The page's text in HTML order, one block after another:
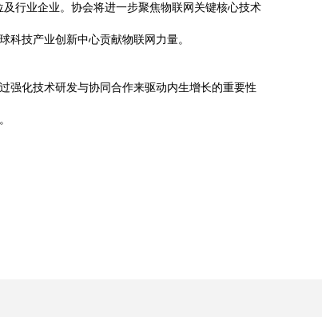
行业企业。协会将进一步聚焦物联网关键核心技术
技产业创新中心贡献物联网力量。
强化技术研发与协同合作来驱动内生增长的重要性